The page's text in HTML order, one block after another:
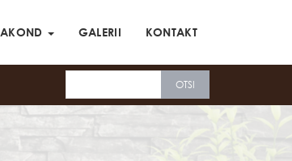
GALERII KONTAKT